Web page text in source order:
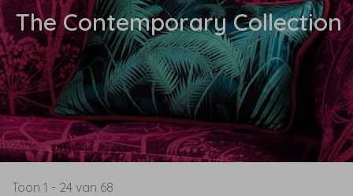
The Contemporary Collection
Toon 1 - 24 van 68